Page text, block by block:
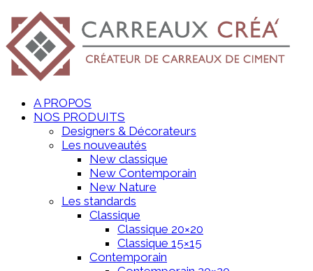
A PROPOS
NOS PRODUITS
Designers & Décorateurs
Les nouveautés
New classique
New Contemporain
New Nature
Les standards
Classique
Classique 20×20
Classique 15×15
Contemporain